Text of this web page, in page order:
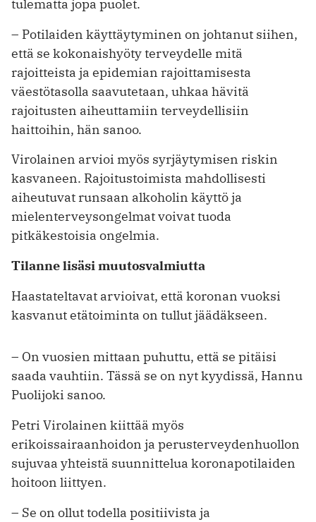
tulematta jopa puolet.
– Potilaiden käyttäytyminen on johtanut siihen,
että se kokonaishyöty terveydelle mitä
rajoitteista ja epidemian rajoittamisesta
väestötasolla saavutetaan, uhkaa hävitä
rajoitusten aiheuttamiin terveydellisiin
haittoihin, hän sanoo.
Virolainen arvioi myös syrjäytymisen riskin
kasvaneen. Rajoitustoimista mahdollisesti
aiheutuvat runsaan alkoholin käyttö ja
mielenterveysongelmat voivat tuoda
pitkäkestoisia ongelmia.
Tilanne lisäsi muutosvalmiutta
Haastateltavat arvioivat, että koronan vuoksi
kasvanut etätoiminta on tullut jäädäkseen.
– On vuosien mittaan puhuttu, että se pitäisi
saada vauhtiin. Tässä se on nyt kyydissä, Hannu
Puolijoki sanoo.
Petri Virolainen kiittää myös
erikoissairaanhoidon ja perusterveydenhuollon
sujuvaa yhteistä suunnittelua korona­potilaiden
hoitoon liittyen.
– Se on ollut todella positiivista ja